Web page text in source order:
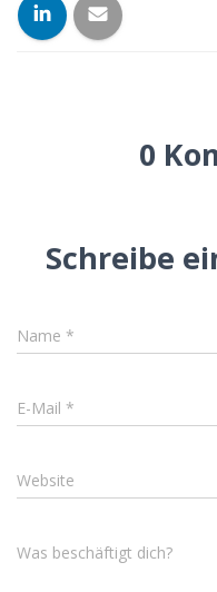
0
Schreibe
Name *
E-Mail *
Website
Was beschäftigt dich?